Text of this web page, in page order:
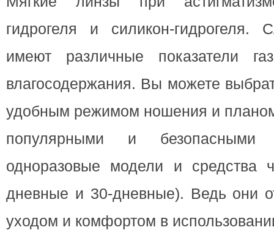
гидрогеля и силикон-гидрогеля.
имеют различные показатели
влагосодержания. Вы можете
удобным режимом ношения и
популярными и безопасными
одноразовые модели и средства
дневные и 30-дневные). Ведь они
уходом и комфортом в